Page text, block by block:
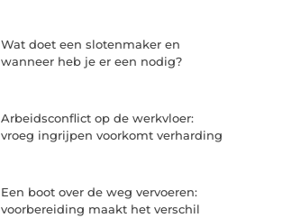
Wat doet een slotenmaker en
wanneer heb je er een nodig?
Arbeidsconflict op de werkvloer:
vroeg ingrijpen voorkomt verharding
Een boot over de weg vervoeren:
voorbereiding maakt het verschil